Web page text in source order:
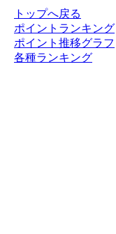
トップへ戻る
ポイントランキング
ポイント推移グラフ
各種ランキング